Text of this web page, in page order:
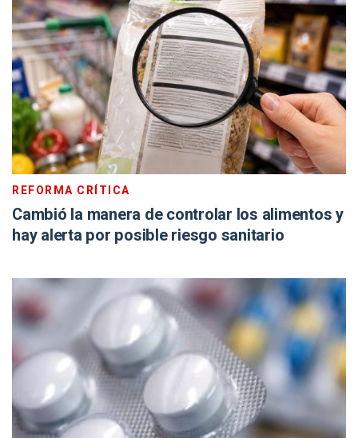
REFORMA CRÍTICA
Cambió la manera de controlar los alimentos y
hay alerta por posible riesgo sanitario